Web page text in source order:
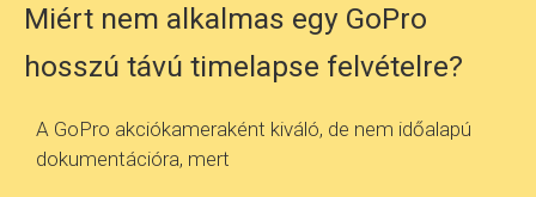
Miért nem alkalmas egy GoPro
hosszú távú timelapse felvételre?
A GoPro akciókameraként kiváló, de nem időalapú
dokumentációra, mert